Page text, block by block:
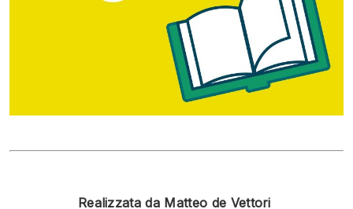
Realizzata da Matteo de Vettori